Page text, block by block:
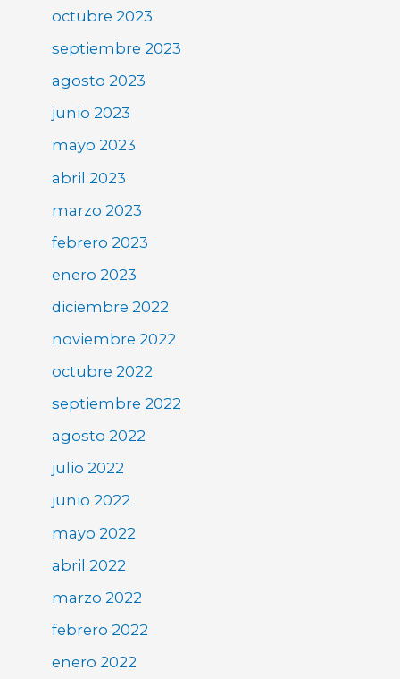
octubre 2023
septiembre 2023
agosto 2023
junio 2023
mayo 2023
abril 2023
marzo 2023
febrero 2023
enero 2023
diciembre 2022
noviembre 2022
octubre 2022
septiembre 2022
agosto 2022
julio 2022
junio 2022
mayo 2022
abril 2022
marzo 2022
febrero 2022
enero 2022